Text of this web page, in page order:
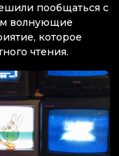
пообщаться с
волнующие
которое
чтения.